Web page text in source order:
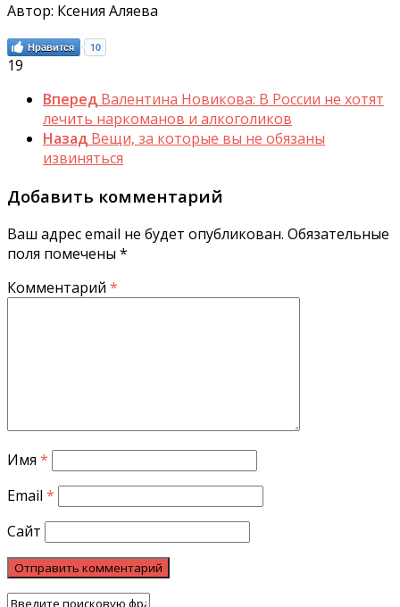
Автор: Ксения Аляева
Нравится 10
19
Вперед Валентина Новикова: В России не хотят
лечить наркоманов и алкоголиков
Назад Вещи, за которые вы не обязаны
извиняться
Добавить комментарий
Ваш адрес email не будет опубликован. Обязательные
поля помечены *
Комментарий *
Имя *
Email *
Сайт